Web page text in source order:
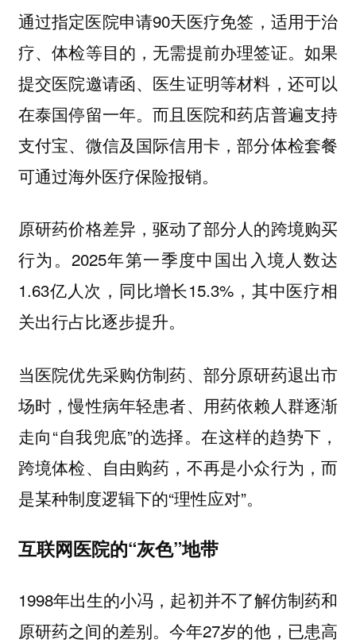
通过指定医院申请90天医疗免签，适用于治
疗、体检等目的，无需提前办理签证。如果
提交医院邀请函、医生证明等材料，还可以
在泰国停留一年。而且医院和药店普遍支持
支付宝、微信及国际信用卡，部分体检套餐
可通过海外医疗保险报销。
原研药价格差异，驱动了部分人的跨境购买
行为。2025年第一季度中国出入境人数达
1.63亿人次，同比增长15.3%，其中医疗相
关出行占比逐步提升。
当医院优先采购仿制药、部分原研药退出市
场时，慢性病年轻患者、用药依赖人群逐渐
走向“自我兜底”的选择。在这样的趋势下，
跨境体检、自由购药，不再是小众行为，而
是某种制度逻辑下的“理性应对”。
互联网医院的“灰色”地带
1998年出生的小冯，起初并不了解仿制药和
原研药之间的差别。今年27岁的他，已患高